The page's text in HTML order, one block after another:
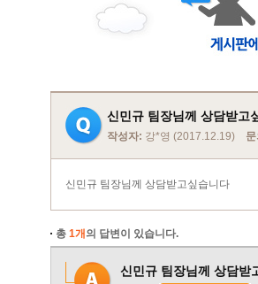
신민규 팀장님께 상담받고
작성자: 강*영 (2017.12.19)
신민규 팀장님께 상담받고싶습니다
총 1개의 답변이 있습니다.
신민규 팀장님께 상담받